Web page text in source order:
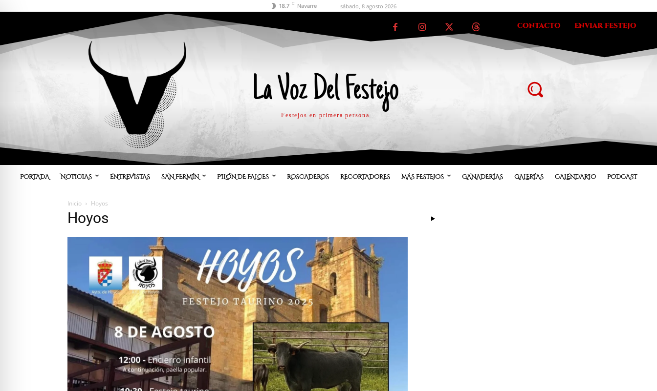
18.7 C Navarre sábado, 8 agosto 2026
La Voz Del Festejo
Festejos en primera persona
CONTACTO ENVIAR FESTEJO
PORTADA NOTICIAS ENTREVISTAS SAN FERMÍN PILÓN DE FALCES ROSCADEROS RECORTADORES MÁS FESTEJOS GANADERÍAS GALERÍAS CALENDARIO PODCAST
Inicio Hoyos
Hoyos